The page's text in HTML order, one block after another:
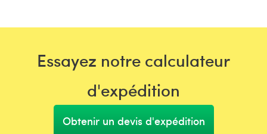
Essayez notre calculateur
d'expédition
Obtenir un devis d'expédition